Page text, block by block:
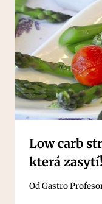
Low carb
která zasytí!
OdGastro